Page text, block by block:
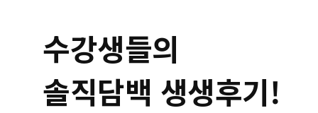
수강생들의
솔직담백 생생후기!